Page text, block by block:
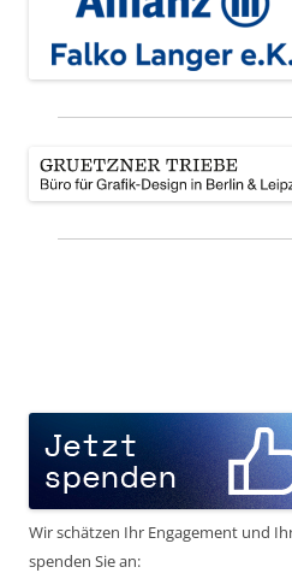
Wir schätzen Ihr Engagement und
spenden Sie an: